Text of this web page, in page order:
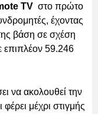
TV στο πρώτο
έχοντας
βάση σε σχέση
επιπλέον 59.246
να ακολουθεί την
μέχρι στιγμής